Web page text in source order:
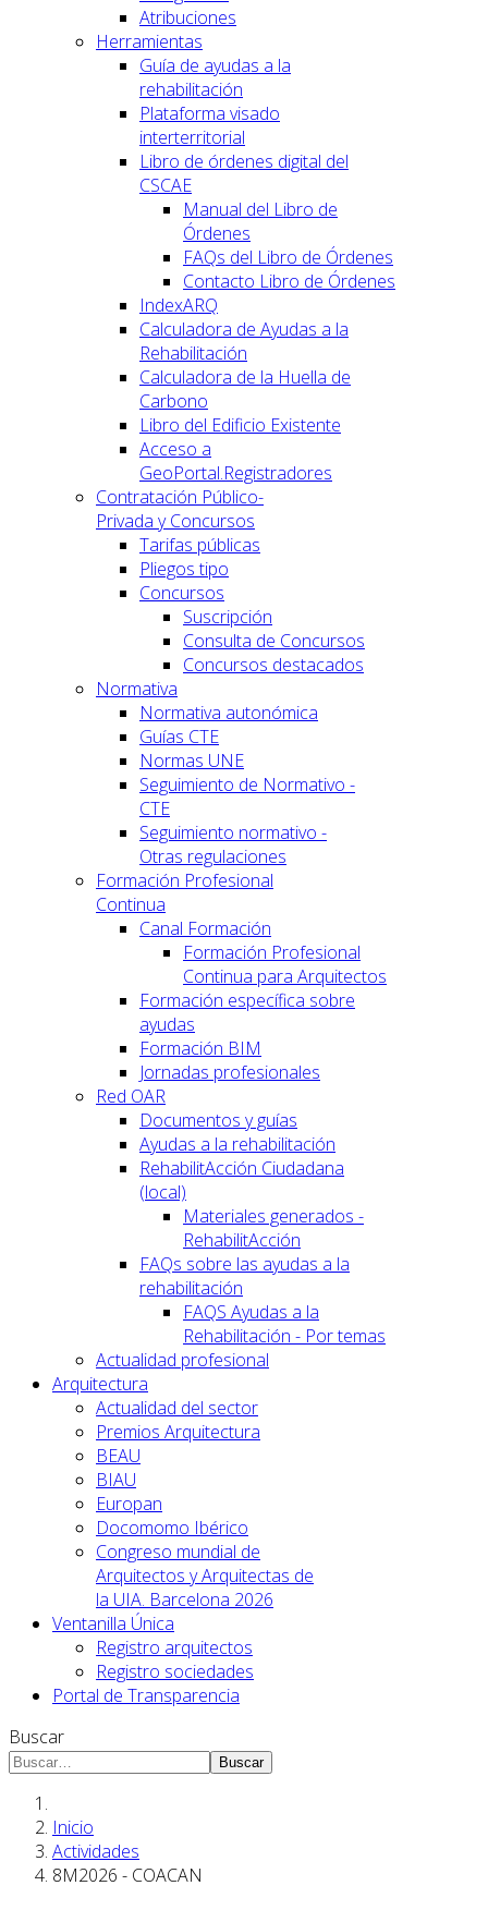
Atribuciones
Herramientas
Guía de ayudas a la
rehabilitación
Plataforma visado
interterritorial
Libro de órdenes digital del
CSCAE
Manual del Libro de
Órdenes
FAQs del Libro de Órdenes
Contacto Libro de Órdenes
IndexARQ
Calculadora de Ayudas a la
Rehabilitación
Calculadora de la Huella de
Carbono
Libro del Edificio Existente
Acceso a
GeoPortal.Registradores
Contratación Público-
Privada y Concursos
Tarifas públicas
Pliegos tipo
Concursos
Suscripción
Consulta de Concursos
Concursos destacados
Normativa
Normativa autonómica
Guías CTE
Normas UNE
Seguimiento de Normativo -
CTE
Seguimiento normativo -
Otras regulaciones
Formación Profesional
Continua
Canal Formación
Formación Profesional
Continua para Arquitectos
Formación específica sobre
ayudas
Formación BIM
Jornadas profesionales
Red OAR
Documentos y guías
Ayudas a la rehabilitación
RehabilitAcción Ciudadana
(local)
Materiales generados -
RehabilitAcción
FAQs sobre las ayudas a la
rehabilitación
FAQS Ayudas a la
Rehabilitación - Por temas
Actualidad profesional
Arquitectura
Actualidad del sector
Premios Arquitectura
BEAU
BIAU
Europan
Docomomo Ibérico
Congreso mundial de
Arquitectos y Arquitectas de
la UIA. Barcelona 2026
Ventanilla Única
Registro arquitectos
Registro sociedades
Portal de Transparencia
Buscar
Buscar
Inicio
Actividades
8M2026 - COACAN